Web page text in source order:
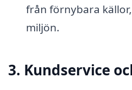
från förnybara
miljön.
3. Kundservice